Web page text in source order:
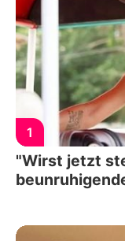
1
"Wirst jetzt